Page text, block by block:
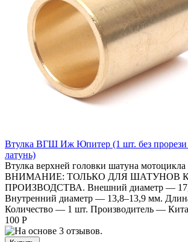
Втулка ВГШ Иж Юпитер (1 шт. без
латунь)
Втулка верхней головки шатуна
ВНИМАНИЕ: ТОЛЬКО ДЛЯ ШАТУНОВ
ПРОИЗВОДСТВА. Внешний диаметр —
Внутренний диаметр — 13,8–13,9 мм.
Количество — 1 шт. Производитель —
100 Р